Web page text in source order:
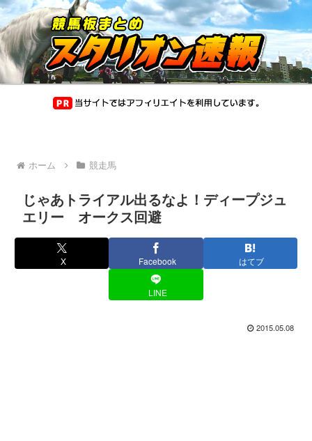
ホーム 競走馬
じゃあトライアル出るなよ！ディープジュ
エリー オークス回避
X Facebook はてブ
LINE
2015.05.08